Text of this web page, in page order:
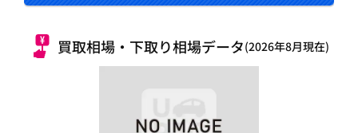
買取相場・下取り相場データ(2026年8月現在)